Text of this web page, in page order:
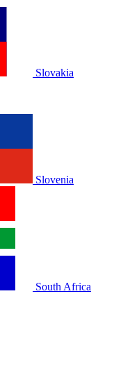
Slovakia
Slovenia
South Africa